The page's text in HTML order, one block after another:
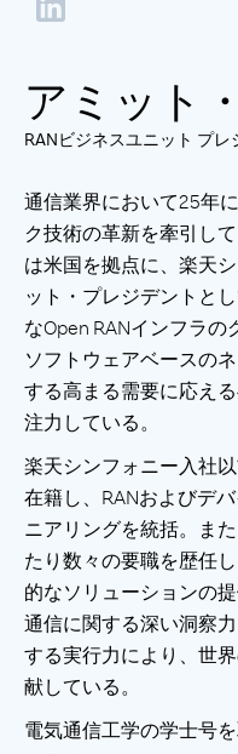
アミット
RANビジネスユニット プレ
通信業界において25年
ク技術の革新を牽引し
は米国を拠点に、楽天
ット・プレジデントと
なOpen RANインフラ
ソフトウェアベースの
する高まる需要に応え
注力している。
楽天シンフォニー入社
在籍し、RANおよびデ
ニアリングを統括。ま
たり数々の要職を歴任
的なソリューションの
通信に関する深い洞察
する実行力により、世
献している。
電気通信工学の学士号